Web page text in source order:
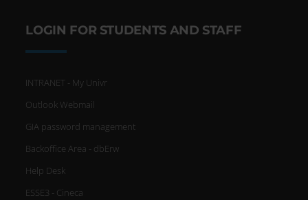
LOGIN FOR STUDENTS AND STAFF
INTRANET - My Univr
Outlook Webmail
GIA password management
Backoffice Area - dbErw
Help Desk
ESSE3 - Cineca